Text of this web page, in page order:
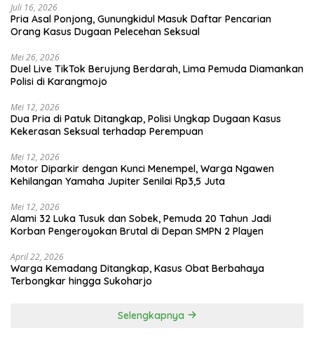
Juli 16, 2026
Pria Asal Ponjong, Gunungkidul Masuk Daftar Pencarian
Orang Kasus Dugaan Pelecehan Seksual
Mei 26, 2026
Duel Live TikTok Berujung Berdarah, Lima Pemuda Diamankan
Polisi di Karangmojo
Mei 12, 2026
Dua Pria di Patuk Ditangkap, Polisi Ungkap Dugaan Kasus
Kekerasan Seksual terhadap Perempuan
Mei 12, 2026
Motor Diparkir dengan Kunci Menempel, Warga Ngawen
Kehilangan Yamaha Jupiter Senilai Rp3,5 Juta
Mei 12, 2026
Alami 32 Luka Tusuk dan Sobek, Pemuda 20 Tahun Jadi
Korban Pengeroyokan Brutal di Depan SMPN 2 Playen
April 22, 2026
Warga Kemadang Ditangkap, Kasus Obat Berbahaya
Terbongkar hingga Sukoharjo
Selengkapnya